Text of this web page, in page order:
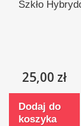
Szkło
25,00 zł
Dodaj do
koszyka